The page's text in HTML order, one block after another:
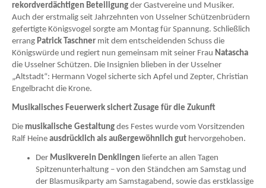
rekordverdächtigen Beteiligung der Gastvereine und Musiker.
Auch der erstmalig seit Jahrzehnten von Usselner Schützenbrüdern
gefertigte Königsvogel sorgte am Montag für Spannung. Schließlich
errang Patrick Taschner mit dem entscheidenden Schuss die
Königswürde und regiert nun gemeinsam mit seiner Frau Natascha
die Usselner Schützen. Die Insignien blieben in der Usselner
„Altstadt“: Hermann Vogel sicherte sich Apfel und Zepter, Christian
Engelbracht die Krone.
Musikalisches Feuerwerk sichert Zusage für die Zukunft
Die musikalische Gestaltung des Festes wurde vom Vorsitzenden
Ralf Heine ausdrücklich als außergewöhnlich gut hervorgehoben.
Der Musikverein Denklingen lieferte an allen Tagen
Spitzenunterhaltung – von den Ständchen am Samstag und
der Blasmusikparty am Samstagabend, sowie das erstklassige